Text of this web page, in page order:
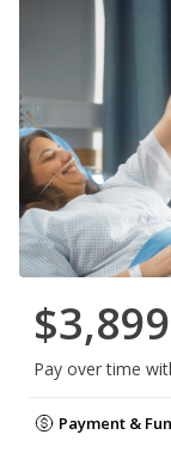
Pay over time
Payment &